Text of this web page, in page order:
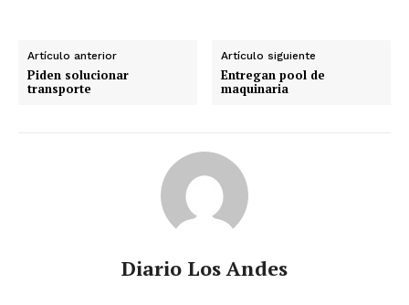
Artículo anterior
Piden solucionar
transporte
Artículo siguiente
Entregan pool de
maquinaria
Diario Los Andes